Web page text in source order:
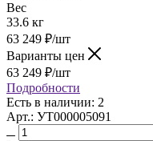
Вес
33.6 кг
63 249 ₽/шт
Варианты цен
63 249 ₽/шт
Подробности
Есть в наличии: 2
Арт.: УТ000005091